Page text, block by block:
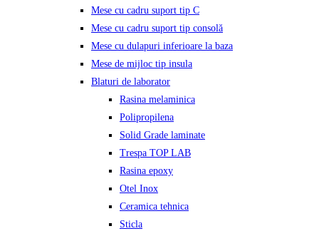
Mese cu cadru suport tip C
Mese cu cadru suport tip consolă
Mese cu dulapuri inferioare la baza
Mese de mijloc tip insula
Blaturi de laborator
Rasina melaminica
Polipropilena
Solid Grade laminate
Trespa TOP LAB
Rasina epoxy
Otel Inox
Ceramica tehnica
Sticla